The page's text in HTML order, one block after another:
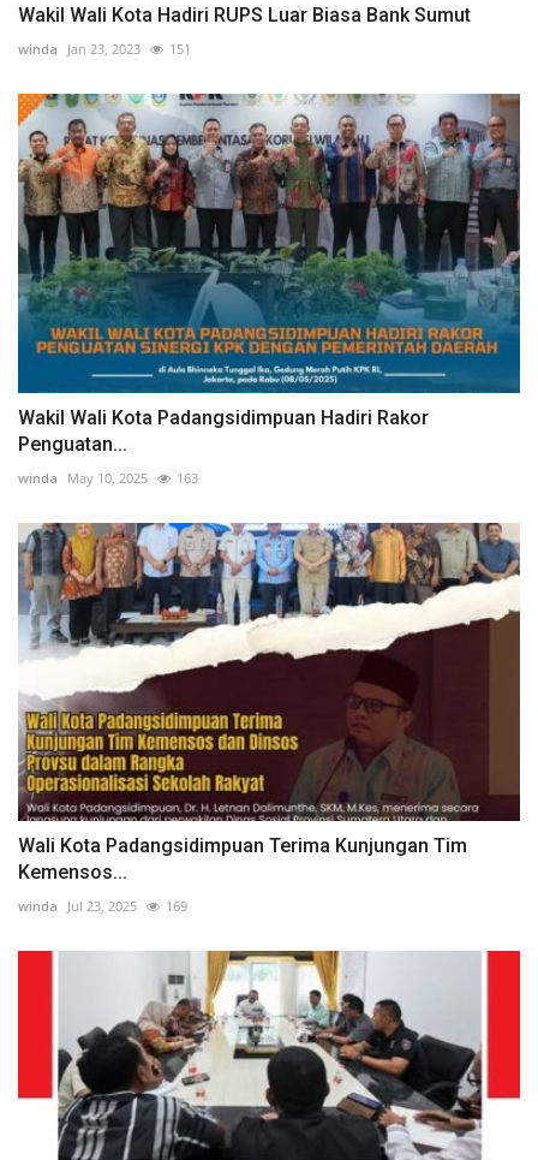
Wakil Wali Kota Hadiri RUPS Luar Biasa Bank Sumut
winda Jan 23, 2023 151
Wakil Wali Kota Padangsidimpuan Hadiri Rakor
Penguatan...
winda May 10, 2025 163
Wali Kota Padangsidimpuan Terima Kunjungan Tim
Kemensos...
winda Jul 23, 2025 169